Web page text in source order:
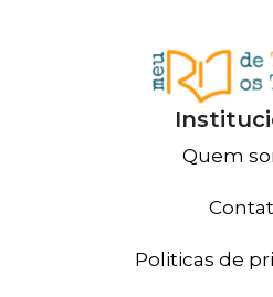
Quem
Politicas de